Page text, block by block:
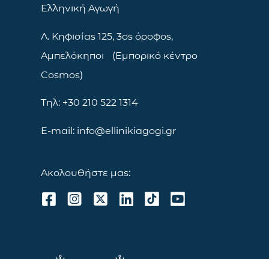
Ελληνική Αγωγή
Λ. Κηφισίας 125, 3ος όροφος,
Αμπελόκηποι (Εμπορικό κέντρο
Cosmos)
Τηλ: +30 210 522 1314
E-mail: info@ellinikiagogi.gr
Ακολουθήστε μας: